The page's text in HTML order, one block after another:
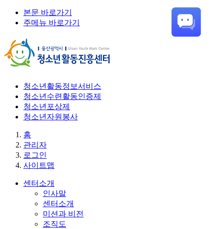
본문 바로가기
주메뉴 바로가기
청소년활동정보서비스
청소년수련활동인증제
청소년포상제
청소년자원봉사
홈
관리자
로그인
사이트맵
센터소개
인사말
센터소개
미션과 비전
조직도